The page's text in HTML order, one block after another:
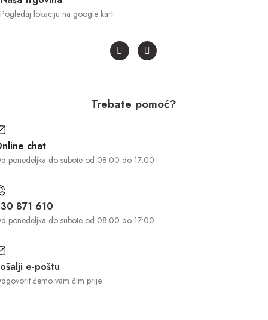
Pogledaj lokaciju na google karti
Trebate pomoć?
chat
ponedeljka do subote od 08:00 do 17:00
871 610
ponedeljka do subote od 08:00 do 17:00
e-poštu
ćemo vam čim prije